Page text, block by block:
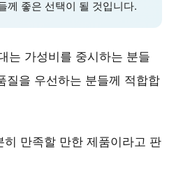
께 좋은 선택이 될 것입니다.
는 가성비를 중시하는 분들
질을 우선하는 분들께 적합합
히 만족할 만한 제품이라고 판